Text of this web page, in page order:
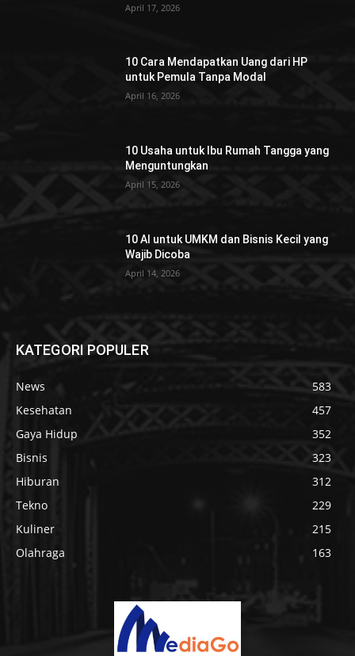
April 17, 2026
10 Cara Mendapatkan Uang dari HP
untuk Pemula Tanpa Modal
April 16, 2026
10 Usaha untuk Ibu Rumah Tangga yang
Menguntungkan
April 15, 2026
10 AI untuk UMKM dan Bisnis Kecil yang
Wajib Dicoba
April 14, 2026
KATEGORI POPULER
News
583
Kesehatan
457
Gaya Hidup
352
Bisnis
323
Hiburan
312
Tekno
229
Kuliner
215
Olahraga
163